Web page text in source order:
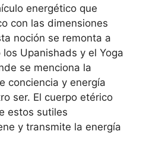
energético que
con las dimensiones
noción se remonta a
Upanishads y el Yoga
se menciona la
conciencia y energía
ser. El cuerpo etérico
estos sutiles
y transmite la energía